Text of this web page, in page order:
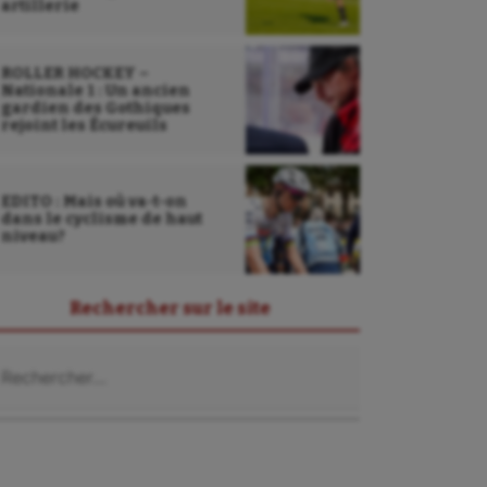
artillerie
ROLLER HOCKEY –
Nationale 1 : Un ancien
gardien des Gothiques
rejoint les Écureuils
EDITO : Mais où va-t-on
dans le cyclisme de haut
niveau?
Rechercher sur le site